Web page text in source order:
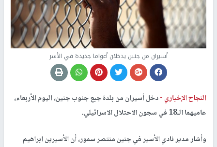
أسيران من جنين يدخلان أعواما جديدة في الأسر
النجاح الإخباري -دخل أسيران من بلدة جبع جنوب جنين، اليوم الأربعاء،
عاميهما الـ18 في سجون الاحتلال الاسرائيلي.
وأشار مدير نادي الأسير في جنين منتصر سمور، أن الأسيرين ابراهيم